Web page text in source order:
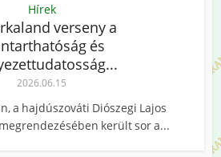
Hírek
verseny a
és
2026.06.15
a hajdúszováti Diószegi Lajos
került sor a...